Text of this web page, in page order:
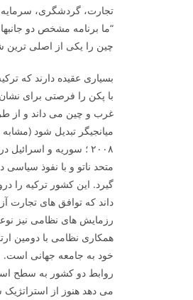
تجارت، گردشگری، سرمایه
“ما برنامه مشخص دو
چین را یکی از اصلی
بسیاری عقیده دارند که
با پکن را فرصتی برای
غرب و چین می داند و از
میانجی­گر تبدیل شود
داند که توافق های تجارت
رزمایش های نظامی نیز
همکاری نظامی با دومین
خود به جامعه جهانی است.
روابط دو کشور به سطح
می­ دهد هنوز از